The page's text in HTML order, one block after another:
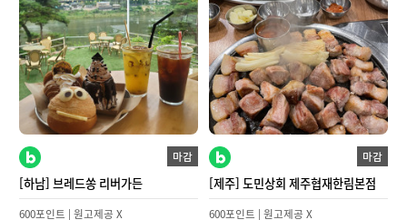
마감
[하남] 브레드쏭 리버가든
600포인트 | 원고제공 X
마감
[제주] 도민상회 제주협재한림본점
600포인트 | 원고제공 X